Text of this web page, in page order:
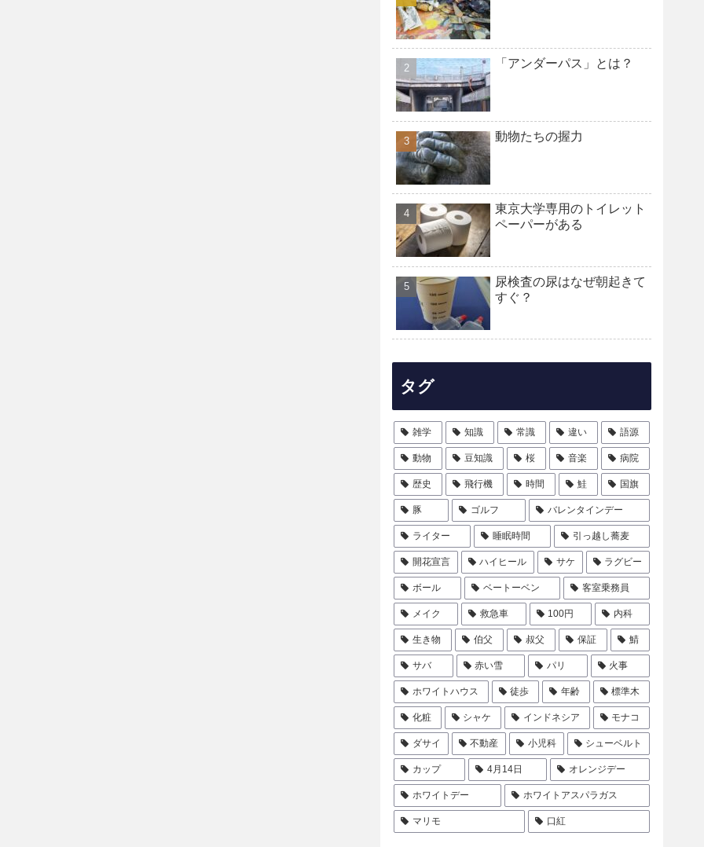
「アンダーパス」とは？
動物たちの握力
東京大学専用のトイレット
ペーパーがある
尿検査の尿はなぜ朝起きて
すぐ？
タグ
雑学 知識 常識 違い 語源
動物 豆知識 桜 音楽 病院
歴史 飛行機 時間 鮭 国旗
豚 ゴルフ バレンタインデー
ライター 睡眠時間 引っ越し蕎麦
開花宣言 ハイヒール サケ ラグビー
ボール ベートーベン 客室乗務員
メイク 救急車 100円 内科
生き物 伯父 叔父 保証 鯖
サバ 赤い雪 パリ 火事
ホワイトハウス 徒歩 年齢 標準木
化粧 シャケ インドネシア モナコ
ダサイ 不動産 小児科 シューベルト
カップ 4月14日 オレンジデー
ホワイトデー ホワイトアスパラガス
マリモ 口紅